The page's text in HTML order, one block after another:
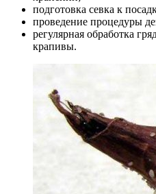
подготовка севка к
проведение процедуры
регулярная обработка
крапивы.